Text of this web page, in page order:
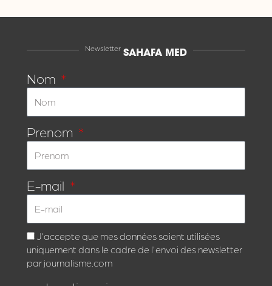
Newsletter
SAHAFA MED
Nom
Prenom
E-mail
J'accepte que mes données soient utilisées
uniquement dans le cadre de l'envoi des newsletter
par journalisme.com